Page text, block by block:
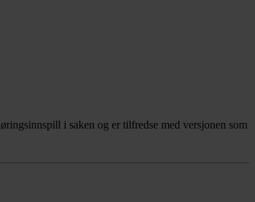
i saken og er tilfredse med versjonen som